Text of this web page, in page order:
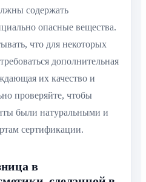
содержать
опасные вещества.
что для некоторых
дополнительная
их качество и
проверяйте, чтобы
были натуральными и
сертификации.
в